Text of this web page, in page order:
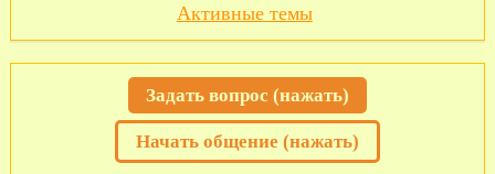
Активные темы
Задать вопрос (нажать)
Начать общение (нажать)